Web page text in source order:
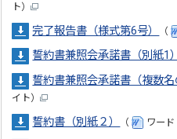
ト）
完了報告書（様式第6号） （
誓約書兼照会承諾書（別紙1）
誓約書兼照会承諾書（複数名
イト）
誓約書（別紙２） （ ワー